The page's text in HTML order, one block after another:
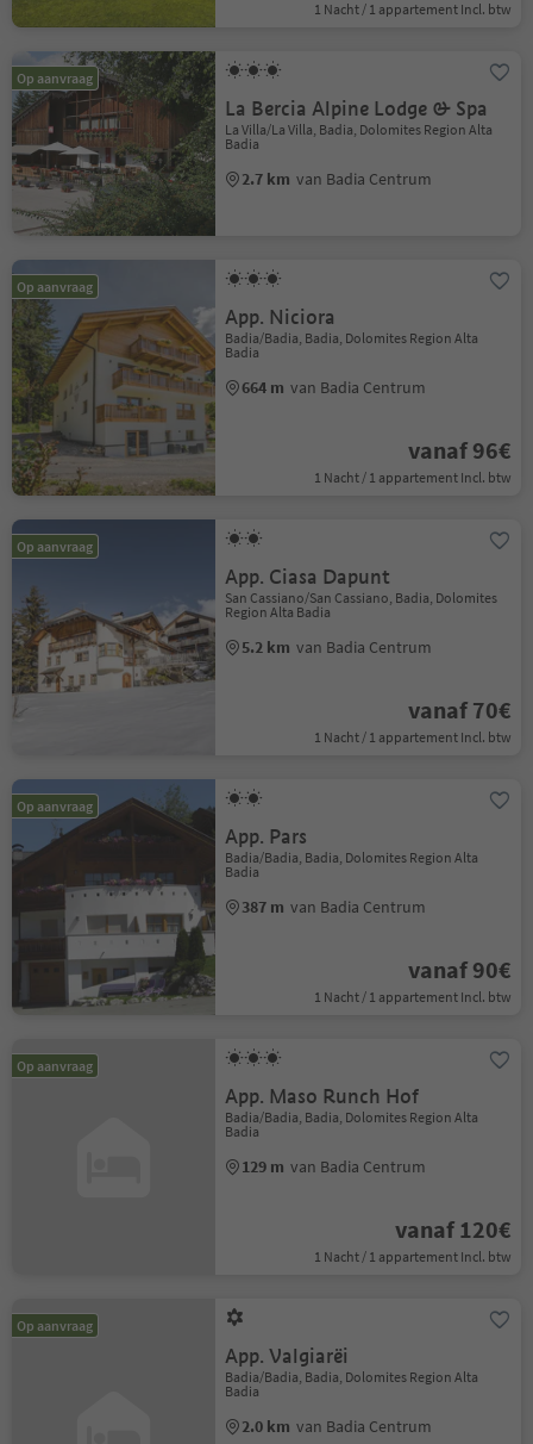
1 Nacht / 1 appartement Incl. btw
Op aanvraag
La Bercia Alpine Lodge & Spa
La Villa/La Villa, Badia, Dolomites Region Alta
Badia
2.7 km van Badia Centrum
Op aanvraag
App. Niciora
Badia/Badia, Badia, Dolomites Region Alta
Badia
664 m van Badia Centrum
vanaf 96€
1 Nacht / 1 appartement Incl. btw
Op aanvraag
App. Ciasa Dapunt
San Cassiano/San Cassiano, Badia, Dolomites
Region Alta Badia
5.2 km van Badia Centrum
vanaf 70€
1 Nacht / 1 appartement Incl. btw
Op aanvraag
App. Pars
Badia/Badia, Badia, Dolomites Region Alta
Badia
387 m van Badia Centrum
vanaf 90€
1 Nacht / 1 appartement Incl. btw
Op aanvraag
App. Maso Runch Hof
Badia/Badia, Badia, Dolomites Region Alta
Badia
129 m van Badia Centrum
vanaf 120€
1 Nacht / 1 appartement Incl. btw
Op aanvraag
App. Valgiarëi
Badia/Badia, Badia, Dolomites Region Alta
Badia
2.0 km van Badia Centrum